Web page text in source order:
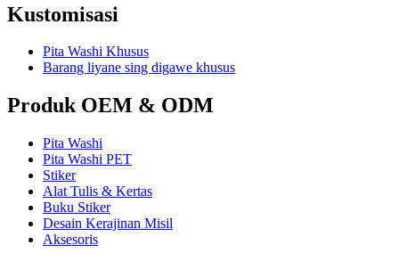
Kustomisasi
Pita Washi Khusus
Barang liyane sing digawe khusus
Produk OEM & ODM
Pita Washi
Pita Washi PET
Stiker
Alat Tulis & Kertas
Buku Stiker
Desain Kerajinan Misil
Aksesoris